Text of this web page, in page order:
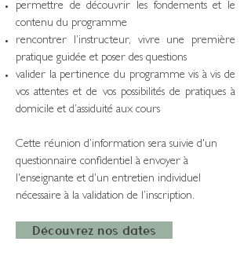
permettre de découvrir les fondements et le
contenu du programme
rencontrer l’instructeur, vivre une première
pratique guidée et poser des questions
valider la pertinence du programme vis à vis de
vos attentes et de vos possibilités de pratiques à
domicile et d’assiduité aux cours
Cette réunion d’information sera suivie d'un
questionnaire confidentiel à envoyer à
l'enseignante et d'un entretien individuel
nécessaire à la validation de l’inscription.
Découvrez nos dates